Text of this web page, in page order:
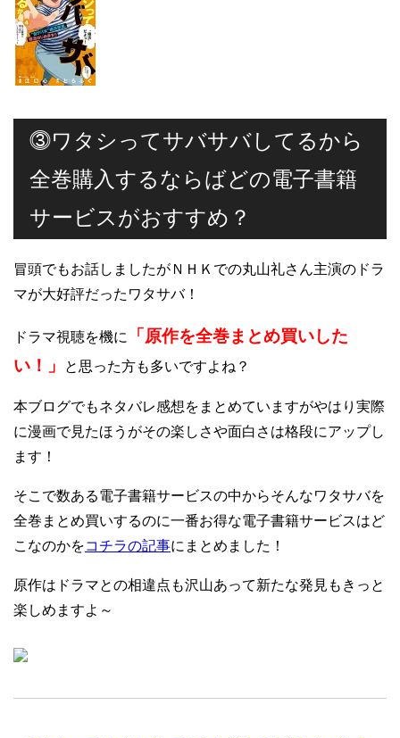
⓷ワタシってサバサバしてるから
全巻購入するならばどの電子書籍
サービスがおすすめ？
冒頭でもお話しましたがＮＨＫでの丸山礼さん主演のドラ
マが大好評だったワタサバ！
ドラマ視聴を機に
「原作を全巻まとめ買いした
い！」
と思った方も多いですよね？
本ブログでもネタバレ感想をまとめていますがやはり実際
に漫画で見たほうがその楽しさや面白さは格段にアップし
ます！
そこで数ある電子書籍サービスの中からそんなワタサバを
全巻まとめ買いするのに一番お得な電子書籍サービスはど
こなのかをコチラの記事にまとめました！
原作はドラマとの相違点も沢山あって新たな発見もきっと
楽しめますよ～